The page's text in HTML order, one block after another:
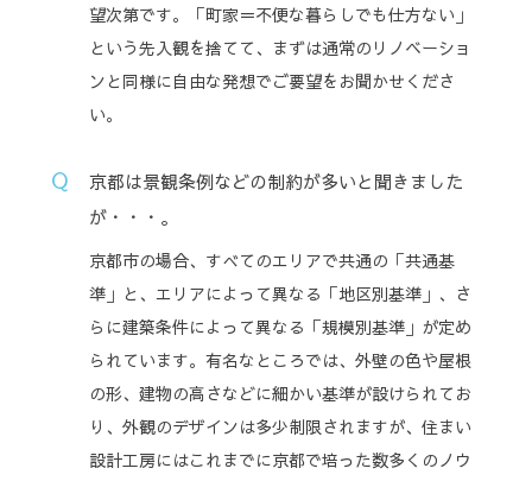
望次第です。「町家＝不便な暮らしでも仕方ない」
という先入観を捨てて、まずは通常のリノベーショ
ンと同様に自由な発想でご要望をお聞かせくださ
い。
京都は景観条例などの制約が多いと聞きました
が・・・。
京都市の場合、すべてのエリアで共通の「共通基
準」と、エリアによって異なる「地区別基準」、さ
らに建築条件によって異なる「規模別基準」が定め
られています。有名なところでは、外壁の色や屋根
の形、建物の高さなどに細かい基準が設けられてお
り、外観のデザインは多少制限されますが、住まい
設計工房にはこれまでに京都で培った数多くのノウ